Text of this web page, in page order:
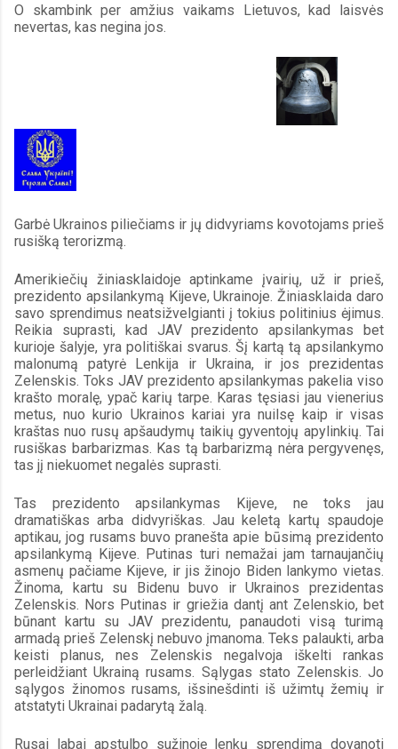
O skambink per amžius vaikams Lietuvos, kad laisvės
nevertas, kas negina jos.
Garbė Ukrainos piliečiams ir jų didvyriams kovotojams prieš
rusišką terorizmą.
Amerikiečių žiniasklaidoje aptinkame įvairių, už ir prieš,
prezidento apsilankymą Kijeve, Ukrainoje. Žiniasklaida daro
savo sprendimus neatsižvelgianti į tokius politinius ėjimus.
Reikia suprasti, kad JAV prezidento apsilankymas bet
kurioje šalyje, yra politiškai svarus. Šį kartą tą apsilankymo
malonumą patyrė Lenkija ir Ukraina, ir jos prezidentas
Zelenskis. Toks JAV prezidento apsilankymas pakelia viso
krašto moralę, ypač karių tarpe. Karas tęsiasi jau vienerius
metus, nuo kurio Ukrainos kariai yra nuilsę kaip ir visas
kraštas nuo rusų apšaudymų taikių gyventojų apylinkių. Tai
rusiškas barbarizmas. Kas tą barbarizmą nėra pergyvenęs,
tas jį niekuomet negalės suprasti.
Tas prezidento apsilankymas Kijeve, ne toks jau
dramatiškas arba didvyriškas. Jau keletą kartų spaudoje
aptikau, jog rusams buvo pranešta apie būsimą prezidento
apsilankymą Kijeve. Putinas turi nemažai jam tarnaujančių
asmenų pačiame Kijeve, ir jis žinojo Biden lankymo vietas.
Žinoma, kartu su Bidenu buvo ir Ukrainos prezidentas
Zelenskis. Nors Putinas ir griežia dantį ant Zelenskio, bet
būnant kartu su JAV prezidentu, panaudoti visą turimą
armadą prieš Zelenskį nebuvo įmanoma. Teks palaukti, arba
keisti planus, nes Zelenskis negalvoja iškelti rankas
perleidžiant Ukrainą rusams. Sąlygas stato Zelenskis. Jo
sąlygos žinomos rusams, išsinešdinti iš užimtų žemių ir
atstatyti Ukrainai padarytą žalą.
Rusai labai apstulbo sužinoję lenkų sprendimą dovanoti